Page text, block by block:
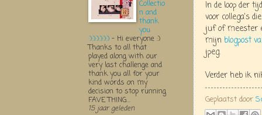
In de loop der
voor collega's
juf of meester
mijn blogpost
jpeg.
Verder heb ik
Geplaatst door
Collectio
n and
thank
you
:):):):):):) - Hi everyone :)
Thanks to all that
played along with our
very last challenge and
thank you all for your
kind words on my
decision to stop running
FAVE THING...
15 jaar geleden